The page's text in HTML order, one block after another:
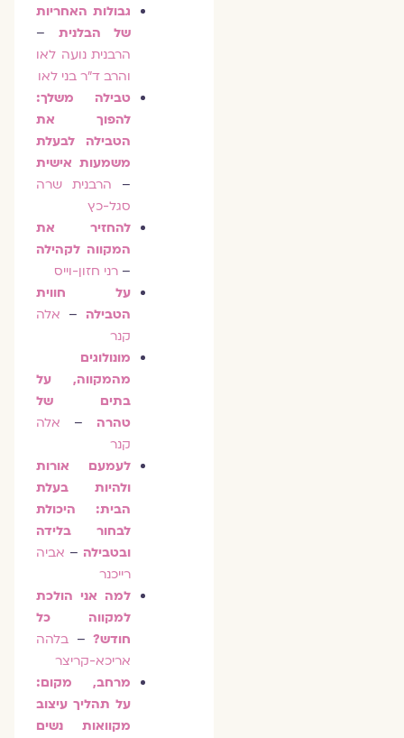
גבולות האחריות
של הבלנית–
הרבנית נועה לאו
והרב ד"ר בני לאו
טבילה משלך:
להפוך את
הטבילה לבעלת
משמעות אישית
–
הרבנית שרה
סגל-כץ
להחזיר את
המקווה לקהילה
–רני חזון-וייס
על חווית
הטבילה– אלה
קנר
מונולוגים
מהמקווה, על
בתים של
טהרה–
אלה
קנר
לעמעם אורות
ולהיות בעלת
הבית: היכולת
לבחור בלידה
ובטבילה–אביה
רייכנר
למה אני הולכת
למקווה כל
חודש?– בלהה
אריכא-קריצר
מרחב, מקום:
על תהליך עיצוב
מקוואות נשים